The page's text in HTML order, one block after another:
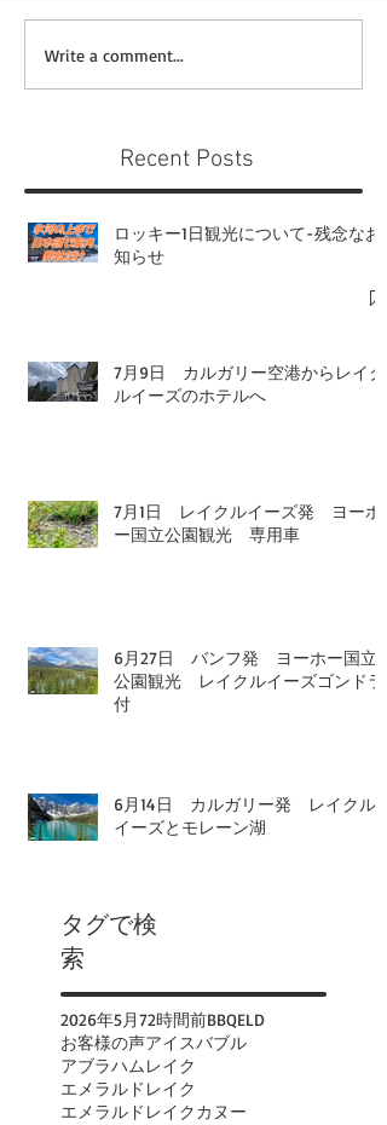
Write a comment...
Recent Posts
ロッキー1日観光について-残念なお
知らせ
7月9日 カルガリー空港からレイク
ルイーズのホテルへ
7月1日 レイクルイーズ発 ヨーホ
ー国立公園観光 専用車
6月27日 バンフ発 ヨーホー国立
公園観光 レイクルイーズゴンドラ
付
6月14日 カルガリー発 レイクル
イーズとモレーン湖
タグで検
索
2026年5月72時間前BBQELD
お客様の声アイスバブル
アブラハムレイク
エメラルドレイク
エメラルドレイクカヌー